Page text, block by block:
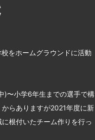
をホームグラウンドに活動
)〜小学6年生までの選手で構
らありますが2021年度に新
根付いたチーム作りを行っ